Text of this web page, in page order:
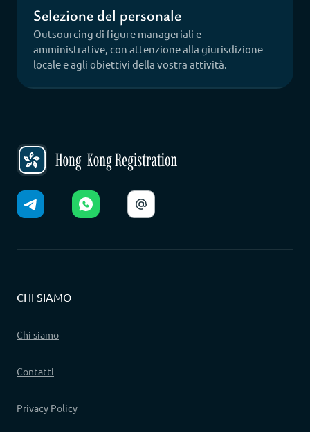
Selezione del personale
Outsourcing di figure manageriali e
amministrative, con attenzione alla giurisdizione
locale e agli obiettivi della vostra attività.
CHI SIAMO
Chi siamo
Contatti
Privacy Policy